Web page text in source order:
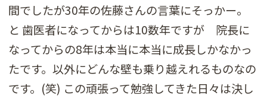
間でしたが30年の佐藤さんの言葉にそっかー。
と 歯医者になってからは10数年ですが 院長に
なってからの8年は本当に本当に成長しかなかっ
たです。以外にどんな壁も乗り越えれるものなの
です。(笑) この頑張って勉強してきた日々は決し